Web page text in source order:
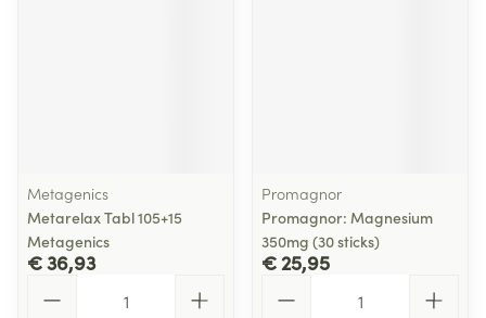
Metagenics
Metarelax Tabl 105+15
Metagenics
€ 36,93
Promagnor
Promagnor: Magnesium
350mg (30 sticks)
€ 25,95